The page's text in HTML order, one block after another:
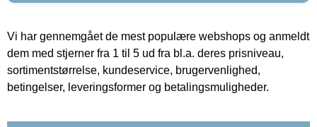
Vi har gennemgået de mest populære webshops og anmeldt
dem med stjerner fra 1 til 5 ud fra bl.a. deres prisniveau,
sortimentstørrelse, kundeservice, brugervenlighed,
betingelser, leveringsformer og betalingsmuligheder.